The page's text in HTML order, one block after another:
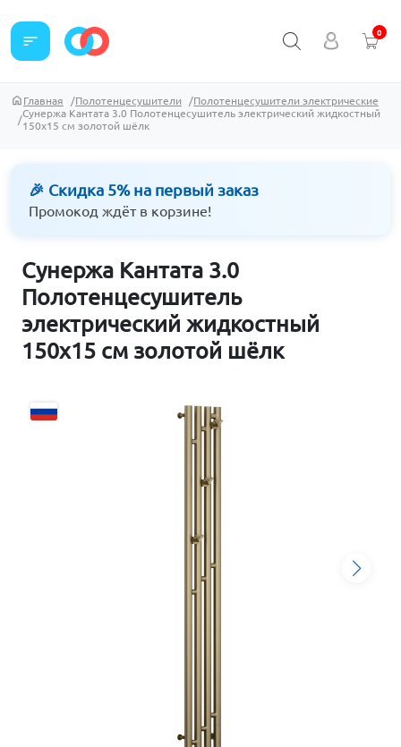
sort 0
Главная Полотенцесушители
Полотенцесушители электрические
Сунержа Кантата 3.0 Полотенцесушитель электрический жидкостный
150х15 см золотой шёлк
🎉 Скидка 5% на первый заказ
Промокод ждёт в корзине!
Сунержа Кантата 3.0
Полотенцесушитель
электрический жидкостный
150х15 см золотой шёлк